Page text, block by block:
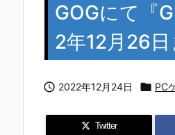
GOGにて『
2年12月26
 2022年12月24日  PC
Twitter